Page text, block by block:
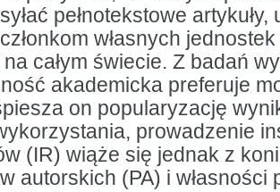
pełnotekstowe
własnych
całym świecie. Z badań
akademicka preferuje
on popularyzację
prowadzenie
(IR) wiąże się jednak z
autorskich (PA) i własności